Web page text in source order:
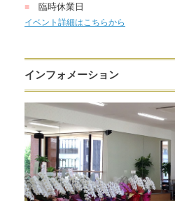
■ 臨時休業日
イベント詳細はこちらから
インフォメーション